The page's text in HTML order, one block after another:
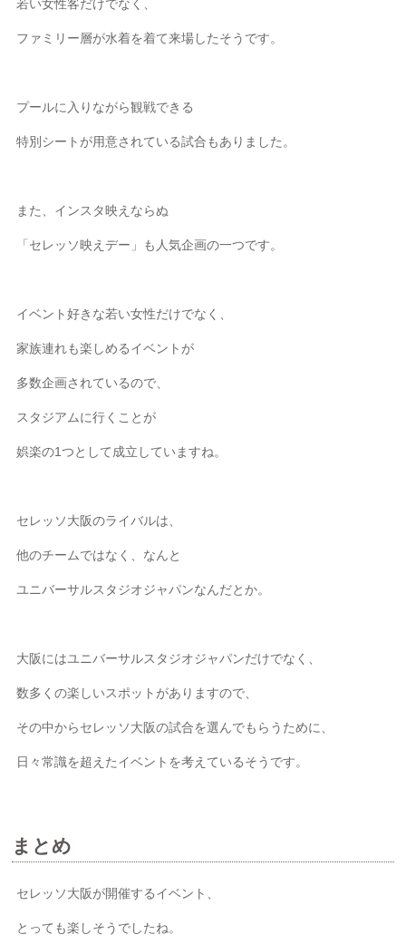
若い女性客だけでなく、
ファミリー層が水着を着て来場したそうです。
プールに入りながら観戦できる
特別シートが用意されている試合もありました。
また、インスタ映えならぬ
「セレッソ映えデー」も人気企画の一つです。
イベント好きな若い女性だけでなく、
家族連れも楽しめるイベントが
多数企画されているので、
スタジアムに行くことが
娯楽の1つとして成立していますね。
セレッソ大阪のライバルは、
他のチームではなく、なんと
ユニバーサルスタジオジャパンなんだとか。
大阪にはユニバーサルスタジオジャパンだけでなく、
数多くの楽しいスポットがありますので、
その中からセレッソ大阪の試合を選んでもらうために、
日々常識を超えたイベントを考えているそうです。
まとめ
セレッソ大阪が開催するイベント、
とっても楽しそうでしたね。